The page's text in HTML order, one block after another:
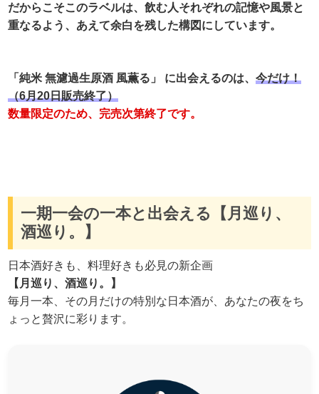
だからこそこのラベルは、飲む人それぞれの記憶や風景と
重なるよう、あえて余白を残した構図にしています。
「純米 無濾過生原酒 風薫る」 に出会えるのは、今だけ！
（6月20日販売終了）
数量限定のため、完売次第終了です。
一期一会の一本と出会える【月巡り、
酒巡り。】
日本酒好きも、料理好きも必見の新企画
【月巡り、酒巡り。】
毎月一本、その月だけの特別な日本酒が、あなたの夜をち
ょっと贅沢に彩ります。